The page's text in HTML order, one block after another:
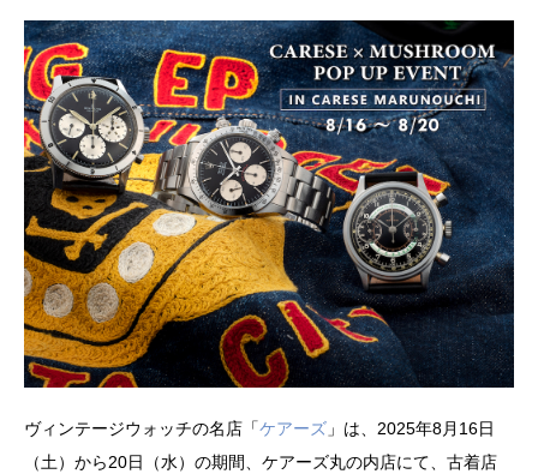
ヴィンテージウォッチの名店「ケアーズ 」は、2025年8月16日
（土）から20日（水）の期間、ケアーズ丸の内店にて、古着店